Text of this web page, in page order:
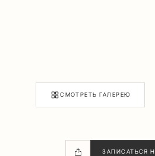
СМОТРЕТЬ ГАЛЕРЕЮ
ЗАПИСАТЬСЯ